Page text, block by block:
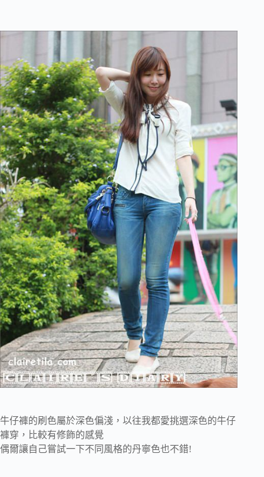
牛仔褲的刷色屬於深色偏淺，以往我都愛挑選深色的牛仔
褲穿，比較有修飾的感覺
偶爾讓自己嘗試一下不同風格的丹寧色也不錯!